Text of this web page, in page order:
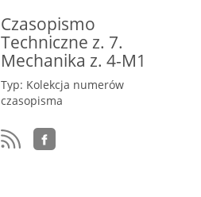
Czasopismo
Techniczne z. 7.
Mechanika z. 4-M1
Typ: Kolekcja numerów
czasopisma